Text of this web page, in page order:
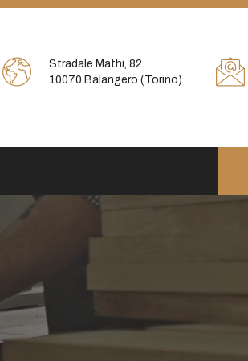
Stradale Mathi, 82
10070 Balangero (Torino)